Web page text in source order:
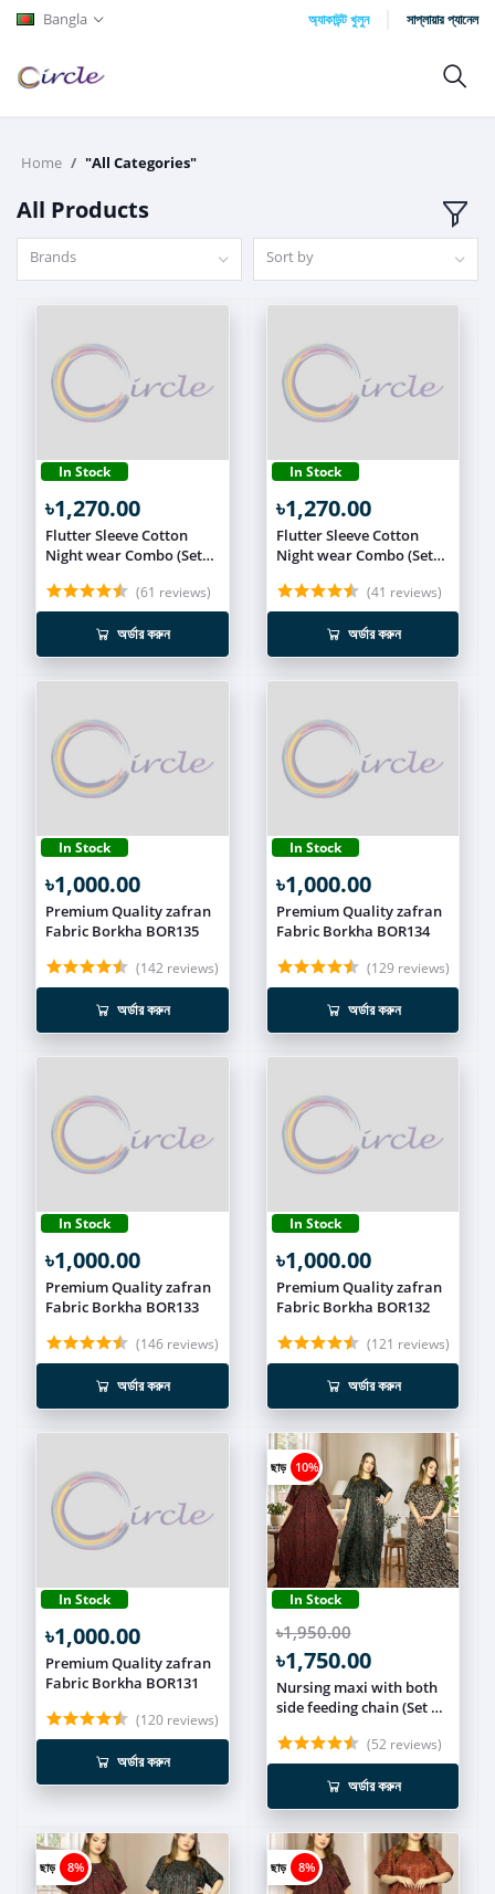
Bangla অ্যাকাউন্ট খুলুন সাপ্লায়ার প্যানেল
Home "All Categories"
All Products
Brands Sort by
In Stock
৳1,270.00
Flutter Sleeve Cotton
Night wear Combo (Set
(61 reviews)
অর্ডার করুন
In Stock
৳1,270.00
Flutter Sleeve Cotton
Night wear Combo (Set
(41 reviews)
অর্ডার করুন
In Stock
৳1,000.00
Premium Quality zafran
Fabric Borkha BOR135
(142 reviews)
অর্ডার করুন
In Stock
৳1,000.00
Premium Quality zafran
Fabric Borkha BOR134
(129 reviews)
অর্ডার করুন
In Stock
৳1,000.00
Premium Quality zafran
Fabric Borkha BOR133
(146 reviews)
অর্ডার করুন
In Stock
৳1,000.00
Premium Quality zafran
Fabric Borkha BOR132
(121 reviews)
অর্ডার করুন
In Stock
৳1,000.00
Premium Quality zafran
Fabric Borkha BOR131
(120 reviews)
অর্ডার করুন
ছাড় 10%
In Stock
৳1,950.00
৳1,750.00
Nursing maxi with both
side feeding chain (Set of
(52 reviews)
অর্ডার করুন
ছাড় 8% ছাড় 8%